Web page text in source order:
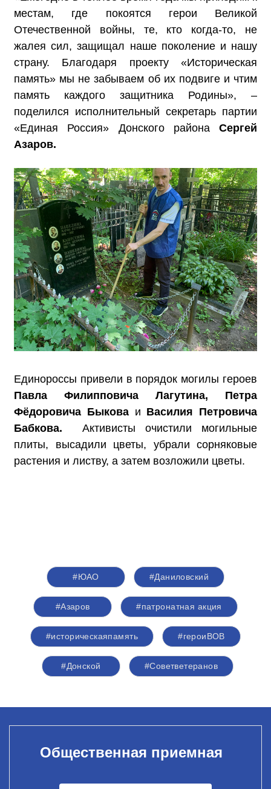
местам, где покоятся герои Великой
Отечественной войны, те, кто когда-то, не
жалея сил, защищал наше поколение и нашу
страну. Благодаря проекту «Историческая
память» мы не забываем об их подвиге и чтим
память каждого защитника Родины», –
поделился исполнительный секретарь партии
«Единая Россия» Донского района Сергей
Азаров.
Единороссы привели в порядок могилы героев
Павла Филипповича Лагутина, Петра
Фёдоровича Быковаи Василия Петровича
Бабкова.
Активисты очистили могильные
плиты, высадили цветы, убрали сорняковые
растения и листву, а затем возложили цветы.
#ЮАО #Даниловский
#Азаров #патронатная акция
#историческаяпамять #героиВОВ
#Донской #Советветеранов
Общественная приемная